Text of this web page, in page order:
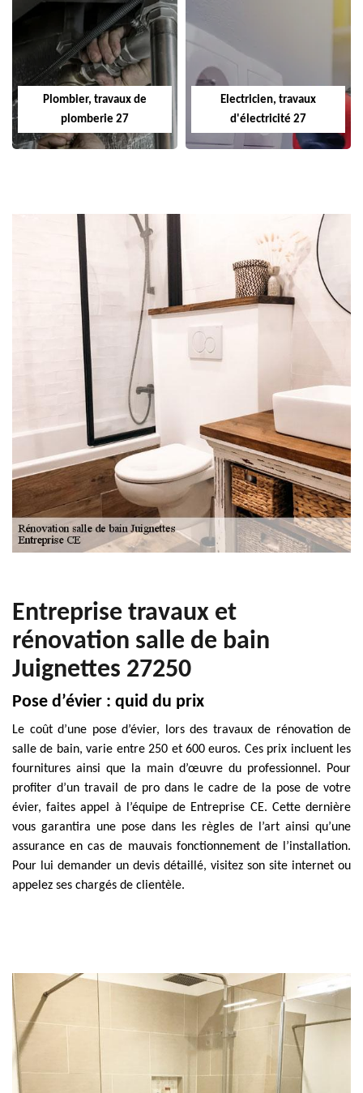
Plombier, travaux de
plomberie 27
Electricien, travaux
d'électricité 27
Entreprise travaux et
rénovation salle de bain
Juignettes 27250
Pose d’évier : quid du prix
Le coût d’une pose d’évier, lors des travaux de rénovation de
salle de bain, varie entre 250 et 600 euros. Ces prix incluent les
fournitures ainsi que la main d’œuvre du professionnel. Pour
profiter d’un travail de pro dans le cadre de la pose de votre
évier, faites appel à l’équipe de Entreprise CE. Cette dernière
vous garantira une pose dans les règles de l’art ainsi qu’une
assurance en cas de mauvais fonctionnement de l’installation.
Pour lui demander un devis détaillé, visitez son site internet ou
appelez ses chargés de clientèle.